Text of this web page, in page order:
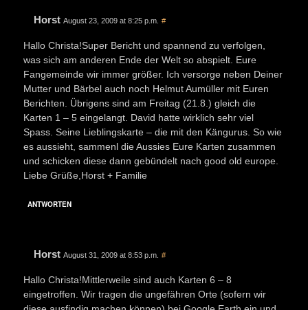
Horst August 23, 2009 at 8:25 p.m. #
Hallo Christa!Super Bericht und spannend zu verfolgen,
was sich am anderen Ende der Welt so abspielt. Eure
Fangemeinde wir immer größer. Ich versorge neben Deiner
Mutter und Bärbel auch noch Helmut Aumüller mit Euren
Berichten. Übrigens sind am Freitag (21.8.) gleich die
Karten 1 – 5 eingelangt. David hatte wirklich sehr viel
Spass. Seine Lieblingskarte – die mit den Kängurus. So wie
es aussieht, sammenl die Aussies Eure Karten zusammen
und schicken diese dann gebündelt nach good old europe.
Liebe Grüße,Horst + Familie
ANTWORTEN
Horst August 31, 2009 at 8:53 p.m. #
Hallo Christa!Mittlerweile sind auch Karten 6 – 8
eingetroffen. Wir tragen die ungefähren Orte (sofern wir